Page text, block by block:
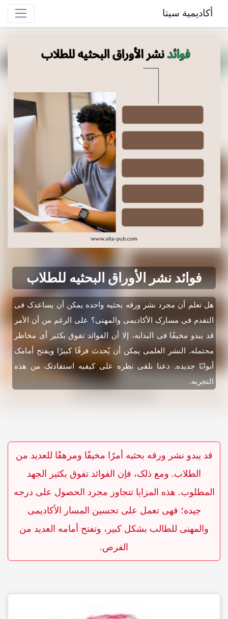
أكاديمية سيتا
فوائد نشر الأوراق البحثیه للطلاب
هل تعلم أن مجرد نشر ورقه بحثیه واحده یمکن أن یساعدک فی
التقدم فی مسارک الأکادیمی والمهنی؟ على الرغم من أن الأمر
قد یبدو مخیفًا فی البدایه، إلا أن الفوائد تفوق بکثیر أی مخاطر
محتمله. النشر العلمی یمکن أن یُحدث فرقًا کبیرًا ویفتح أمامک
أبوابًا جدیده. دعنا نلقی نظره على کیفیه استفادتک من هذه
التجربه.
قد یبدو نشر ورقه بحثیه أمرًا مخیفًا ومرهقًا للعدید من
الطلاب. ومع ذلک، فإن الفوائد تفوق بکثیر الجهد
المطلوب. هذه المزایا تتجاوز مجرد الحصول على درجه
جیده؛ فهی تعمل على تحسین المسار الأکادیمی
والمهنی للطالب بشکل کبیر، وتفتح أمامه العدید من
الفرص.